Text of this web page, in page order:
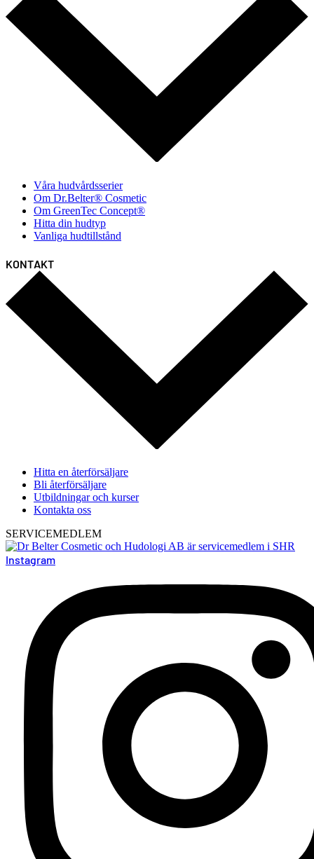
Våra hudvårdsserier
Om Dr.Belter® Cosmetic
Om GreenTec Concept®
Hitta din hudtyp
Vanliga hudtillstånd
KONTAKT
Hitta en återförsäljare
Bli återförsäljare
Utbildningar och kurser
Kontakta oss
SERVICEMEDLEM
Instagram